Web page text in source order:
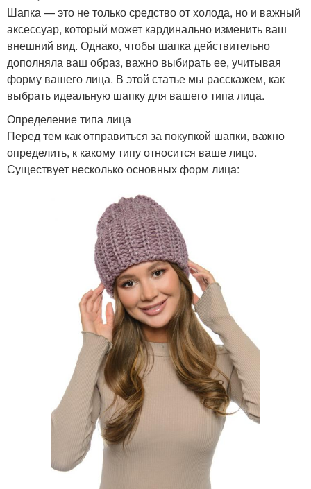
Шапка — это не только средство от холода, но и важный
аксессуар, который может кардинально изменить ваш
внешний вид. Однако, чтобы шапка действительно
дополняла ваш образ, важно выбирать ее, учитывая
форму вашего лица. В этой статье мы расскажем, как
выбрать идеальную шапку для вашего типа лица.
Определение типа лица
Перед тем как отправиться за покупкой шапки, важно
определить, к какому типу относится ваше лицо.
Существует несколько основных форм лица: